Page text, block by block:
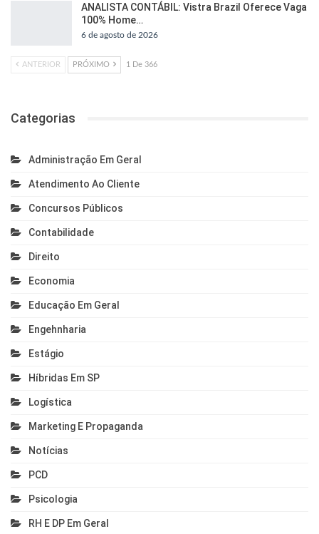
ANALISTA CONTÁBIL: Vistra Brazil Oferece Vaga
100% Home…
6 de agosto de 2026
ANTERIOR PRÓXIMO 1 De 366
Categorias
Administração Em Geral
Atendimento Ao Cliente
Concursos Públicos
Contabilidade
Direito
Economia
Educação Em Geral
Engehnharia
Estágio
Híbridas Em SP
Logística
Marketing E Propaganda
Notícias
PCD
Psicologia
RH E DP Em Geral